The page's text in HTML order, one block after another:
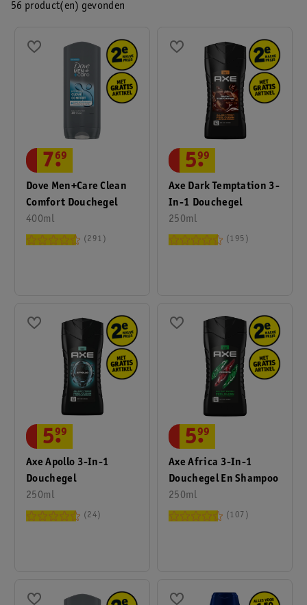
56 product(en) gevonden
Dove Men+Care Clean
Comfort Douchegel
400ml
7.
69
291
Axe Dark Temptation 3-
In-1 Douchegel
250ml
5.
99
195
Axe Apollo 3-In-1
Douchegel
250ml
5.
99
24
Axe Africa 3-In-1
Douchegel En Shampoo
250ml
5.
99
107